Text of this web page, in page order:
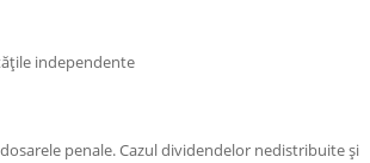
independente
penale. Cazul dividendelor nedistribuite şi